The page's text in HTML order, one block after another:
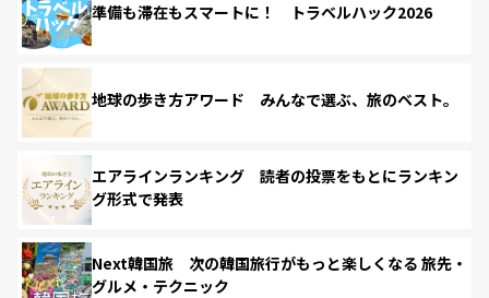
準備も滞在もスマートに！ トラベルハック2026
地球の歩き方アワード みんなで選ぶ、旅のベスト。
エアラインランキング 読者の投票をもとにランキン
グ形式で発表
Next韓国旅 次の韓国旅行がもっと楽しくなる 旅先・
グルメ・テクニック